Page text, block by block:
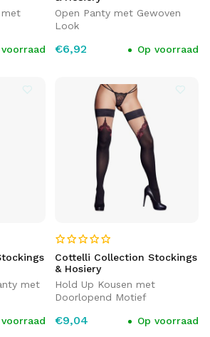
met
voorraad
Open Panty met Gewoven
Look
€6,92 Op voorraad
met
voorraad
Cottelli Collection Stockings
& Hosiery
Hold Up Kousen met
Doorlopend Motief
€9,04 Op voorraad